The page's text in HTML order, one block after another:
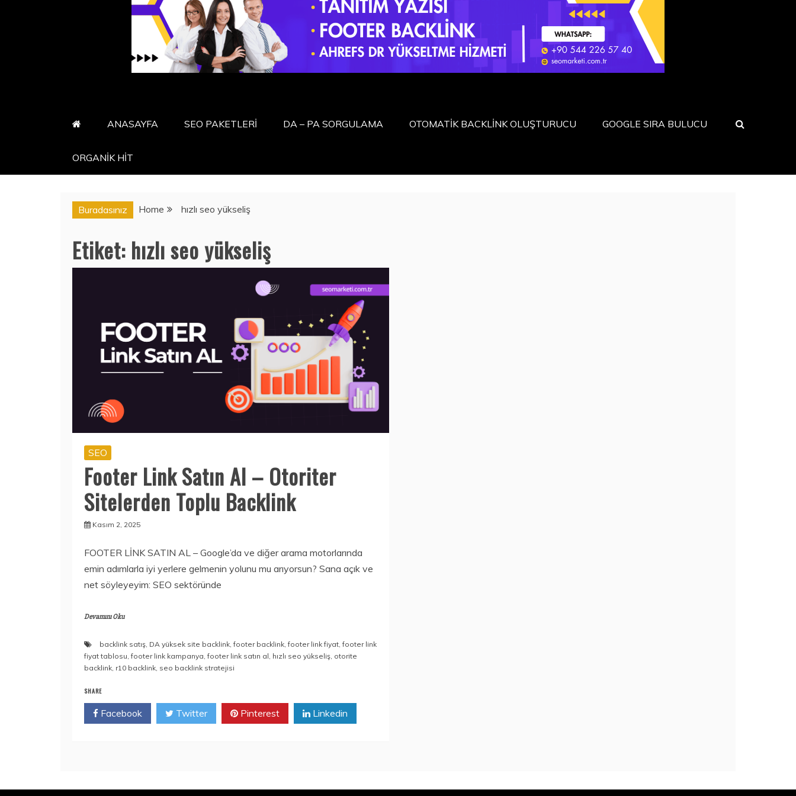
ANASAYFA SEO PAKETLERİ DA – PA SORGULAMA OTOMATİK BACKLİNK OLUŞTURUCU GOOGLE SIRA BULUCU
ORGANİK HİT
Buradasınız Home hızlı seo yükseliş
Etiket: hızlı seo yükseliş
SEO
Footer Link Satın Al – Otoriter
Sitelerden Toplu Backlink
Kasım 2, 2025
FOOTER LİNK SATIN AL – Google’da ve diğer arama motorlarında
emin adımlarla iyi yerlere gelmenin yolunu mu arıyorsun? Sana açık ve
net söyleyeyim: SEO sektöründe
Devamını Oku
backlink satış, DA yüksek site backlink,footer backlink,footer link fiyat,footer link
fiyat tablosu,footer link kampanya,footer link satın al, hızlı seo yükseliş, otorite
backlink, r10 backlink, seo backlink stratejisi
SHARE
Facebook Twitter Pinterest Linkedin